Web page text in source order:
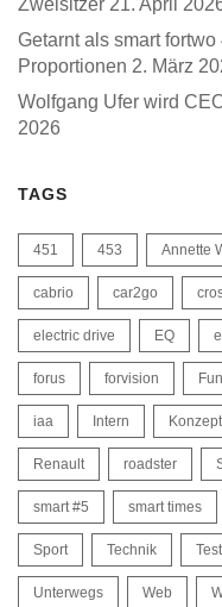
Zweisitzer 21. April
Getarnt als smart
Proportionen 2. März
Wolfgang Ufer wird
2026
TAGS
451 453 Annette
cabrio car2go
electric drive EQ
forus forvision Fun
iaa Intern Konzept
Renault roadster
smart #5 smart times
Sport Technik
Unterwegs Web